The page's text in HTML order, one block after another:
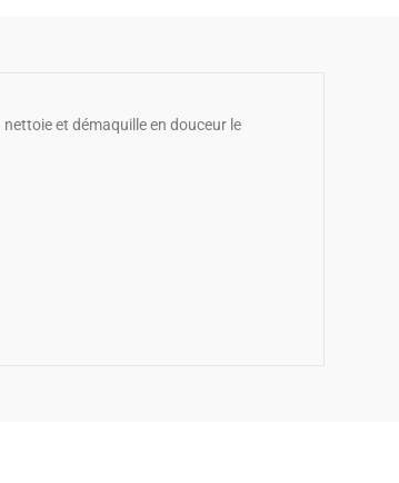
et démaquille en douceur le